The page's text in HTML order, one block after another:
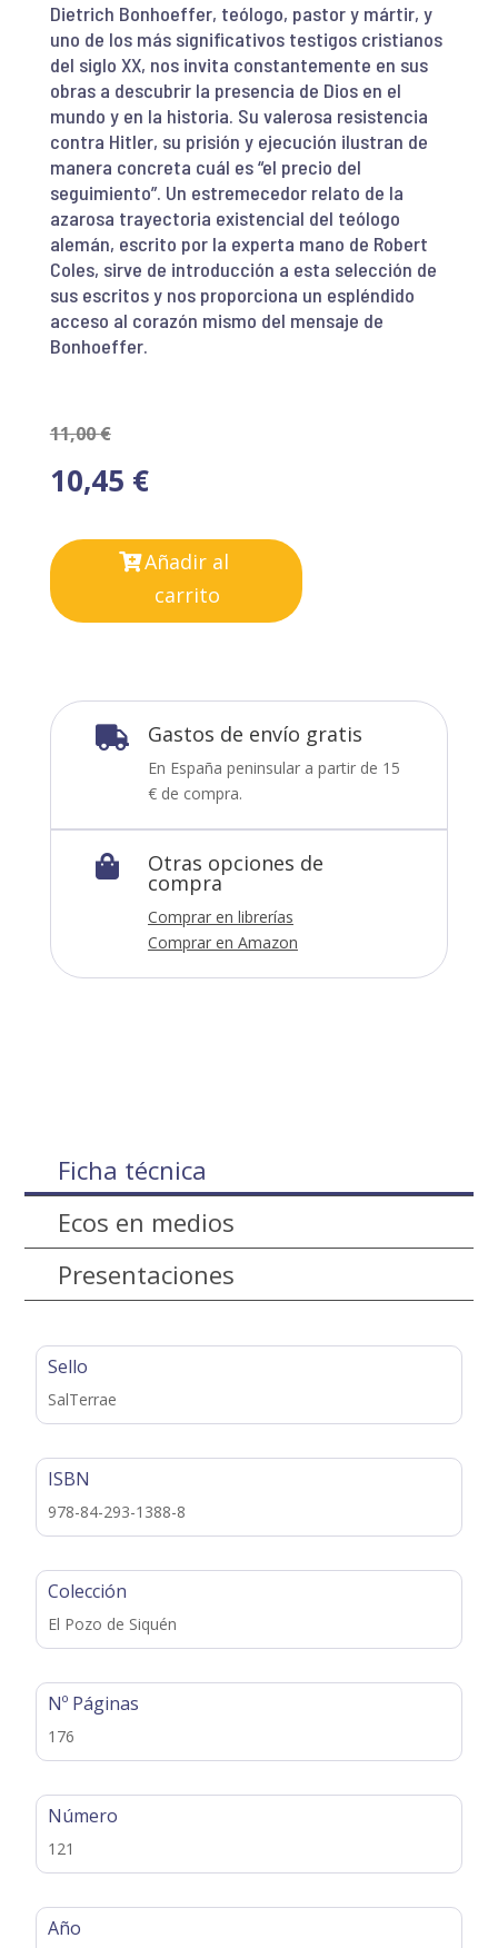
Dietrich Bonhoeffer, teólogo, pastor y mártir, y
uno de los más significativos testigos cristianos
del siglo XX, nos invita constantemente en sus
obras a descubrir la presencia de Dios en el
mundo y en la historia. Su valerosa resistencia
contra Hitler, su prisión y ejecución ilustran de
manera concreta cuál es “el precio del
seguimiento”. Un estremecedor relato de la
azarosa trayectoria existencial del teólogo
alemán, escrito por la experta mano de Robert
Coles, sirve de introducción a esta selección de
sus escritos y nos proporciona un espléndido
acceso al corazón mismo del mensaje de
Bonhoeffer.
11,00€
10,45 €
Añadir al
carrito
 Gastos de envío gratis
En España peninsular a partir de 15
€ de compra.
 Otras opciones de
compra
Comprar en librerías
Comprar en Amazon
Ficha técnica
Ecos en medios
Presentaciones
Sello
SalTerrae
ISBN
978-84-293-1388-8
Colección
El Pozo de Siquén
Nº Páginas
176
Número
121
Año